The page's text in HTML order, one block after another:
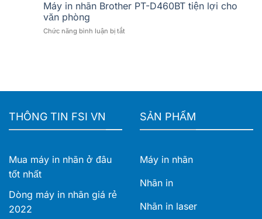
Brother
cho
khổ
doanh
in
nhãn
TD-
Giải
Máy in nhãn Brother PT-D460BT tiện lợi cho
văn phòng
Chức năng bình luận bị tắtở
D460BT
THÔNG TIN FSI VN
Mua máy in nhãn ở đâu
tốt nhất
Dòng máy in nhãn giá rẻ
2022
SẢN PHẨM
Máy in nhãn
Nhãn in
Nhãn in laser